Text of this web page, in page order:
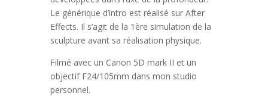
Le générique d’intro est réalisé sur After
Effects. Il s’agit de la 1ère simulation de la
sculpture avant sa réalisation physique.
Filmé avec un Canon 5D mark II et un
objectif F24/105mm dans mon studio
personnel.